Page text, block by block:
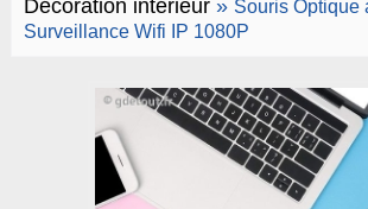
Décoration intérieur» Souris Optique
Surveillance Wifi IP 1080P